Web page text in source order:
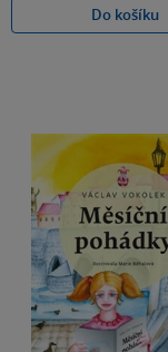
Do košíku